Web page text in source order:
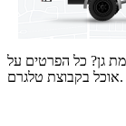
גן? כל הפרטים על
אוכל בקבוצת טלגרם.